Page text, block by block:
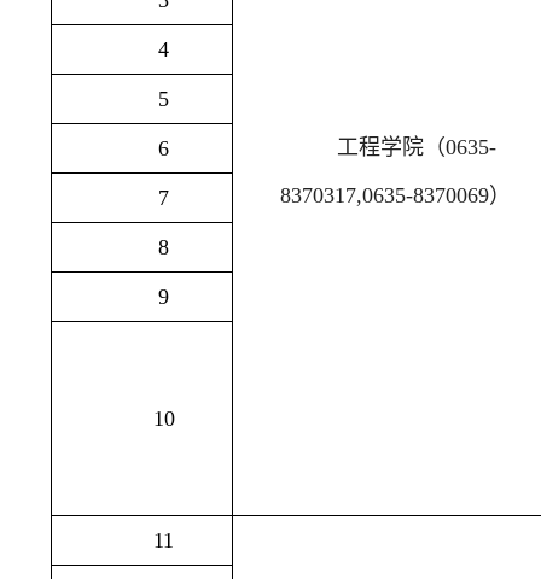
工程学院（0635-
8370317,0635-8370069）
4
5
6
7
8
9
10
11